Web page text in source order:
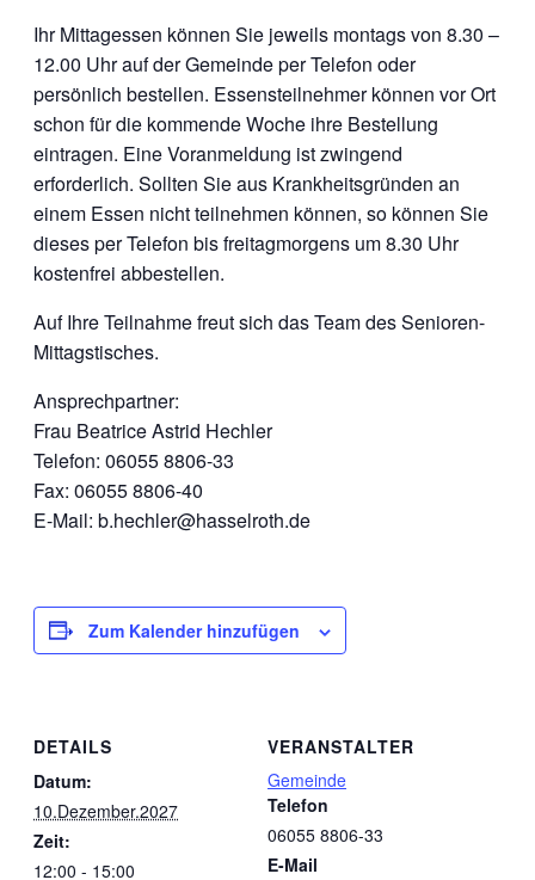
Ihr Mittagessen können Sie jeweils montags von 8.30 –
12.00 Uhr auf der Gemeinde per Telefon oder
persönlich bestellen. Essensteilnehmer können vor Ort
schon für die kommende Woche ihre Bestellung
eintragen. Eine Voranmeldung ist zwingend
erforderlich. Sollten Sie aus Krankheitsgründen an
einem Essen nicht teilnehmen können, so können Sie
dieses per Telefon bis freitagmorgens um 8.30 Uhr
kostenfrei abbestellen.
Auf Ihre Teilnahme freut sich das Team des Senioren-
Mittagstisches.
Ansprechpartner:
Frau Beatrice Astrid Hechler
Telefon: 06055 8806-33
Fax: 06055 8806-40
E-Mail: b.hechler@hasselroth.de
Zum Kalender hinzufügen
DETAILS
Datum:
10.Dezember.2027
Zeit:
12:00 - 15:00
VERANSTALTER
Gemeinde
Telefon
06055 8806-33
E-Mail